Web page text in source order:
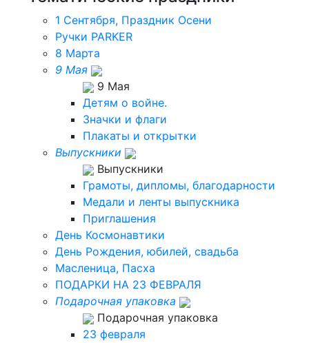
1 Сентября, Праздник Осени
Ручки PARKER
8 Марта
9 Мая
9 Мая
Детям о войне.
Значки и флаги
Плакаты и открытки
Выпускники
Выпускники
Грамоты, дипломы, благодарности
Медали и ленты выпускника
Приглашения
День Космонавтики
День Рождения, юбилей, свадьба
Масленица, Пасха
ПОДАРКИ НА 23 ФЕВРАЛЯ
Подарочная упаковка
Подарочная упаковка
23 февраля